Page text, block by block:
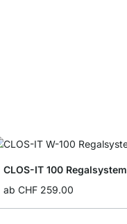
CLOS-IT 100 Regalsystem
ab CHF 259.00